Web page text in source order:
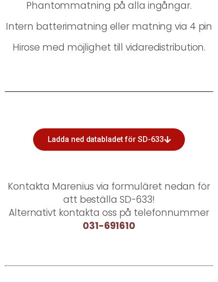
Phantommatning på alla ingångar.
Intern batterimatning eller matning via 4 pin
Hirose med möjlighet till vidaredistribution.
Ladda ned databladet för SD-633
Kontakta Marenius via formuläret nedan för
att beställa SD-633!
Alternativt kontakta oss på telefonnummer
031-691610